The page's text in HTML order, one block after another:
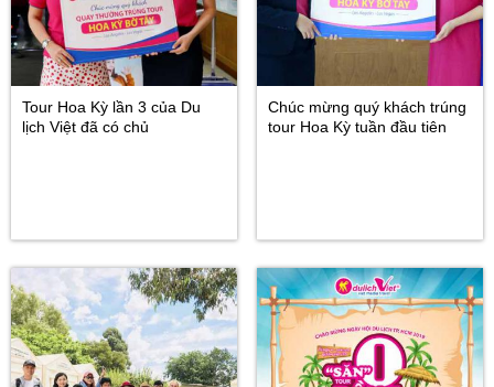
Tour Hoa Kỳ lần 3 của Du
lịch Việt đã có chủ
Chúc mừng quý khách trúng
tour Hoa Kỳ tuần đầu tiên